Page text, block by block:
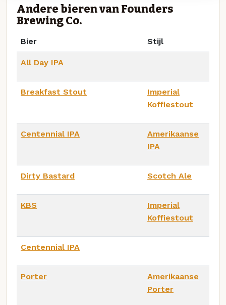
Andere bieren van Founders
Brewing Co.
Bier Stijl
All Day IPA
Breakfast Stout
Imperial
Koffiestout
Centennial IPA
Amerikaanse
IPA
Dirty Bastard Scotch Ale
KBS
Imperial
Koffiestout
Centennial IPA
Porter
Amerikaanse
Porter